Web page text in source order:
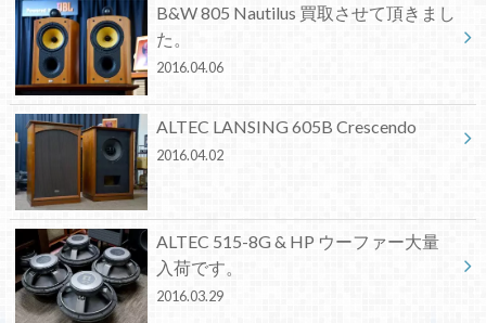
B&W 805 Nautilus 買取させて頂きまし
た。
2016.04.06
ALTEC LANSING 605B Crescendo
2016.04.02
ALTEC 515-8G & HP ウーファー大量
入荷です。
2016.03.29